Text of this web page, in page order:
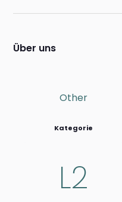
Über uns
Other
Kategorie
L2